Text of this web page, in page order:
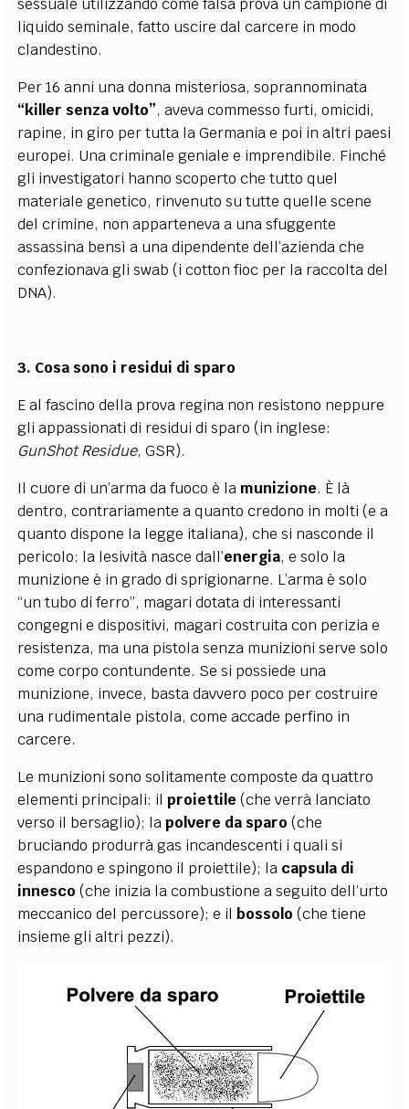
sessuale utilizzando come falsa prova un campione di
liquido seminale, fatto uscire dal carcere in modo
clandestino.
Per 16 anni una donna misteriosa, soprannominata
“killer senza volto”, aveva commesso furti, omicidi,
rapine, in giro per tutta la Germania e poi in altri paesi
europei. Una criminale geniale e imprendibile. Finché
gli investigatori hanno scoperto che tutto quel
materiale genetico, rinvenuto su tutte quelle scene
del crimine, non apparteneva a una sfuggente
assassina bensì a una dipendente dell’azienda che
confezionava gli swab (i cotton fioc per la raccolta del
DNA).
3. Cosa sono i residui di sparo
E al fascino della prova regina non resistono neppure
gli appassionati di residui di sparo (in inglese:
GunShot Residue, GSR).
Il cuore di un’arma da fuoco è la munizione. È là
dentro, contrariamente a quanto credono in molti (e a
quanto dispone la legge italiana), che si nasconde il
pericolo: la lesività nasce dall’energia, e solo la
munizione è in grado di sprigionarne. L’arma è solo
“un tubo di ferro”, magari dotata di interessanti
congegni e dispositivi, magari costruita con perizia e
resistenza, ma una pistola senza munizioni serve solo
come corpo contundente. Se si possiede una
munizione, invece, basta davvero poco per costruire
una rudimentale pistola, come accade perfino in
carcere.
Le munizioni sono solitamente composte da quattro
elementi principali: ilproiettile (che verrà lanciato
verso il bersaglio); lapolvere da sparo (che
bruciando produrrà gas incandescenti i quali si
espandono e spingono il proiettile); la capsula di
innesco (che inizia la combustione a seguito dell’urto
meccanico del percussore); e ilbossolo (che tiene
insieme gli altri pezzi).